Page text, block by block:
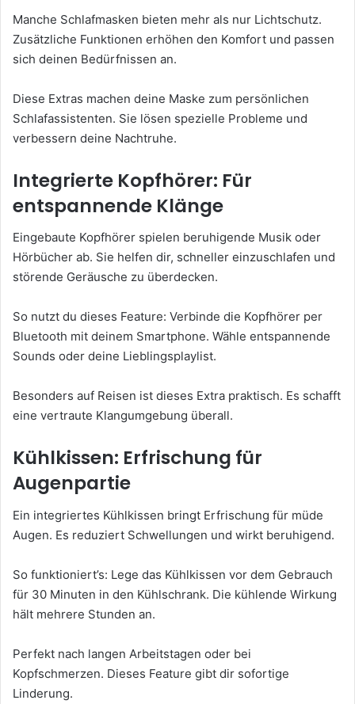
Manche Schlafmasken bieten mehr als nur Lichtschutz.
Zusätzliche Funktionen erhöhen den Komfort und passen
sich deinen Bedürfnissen an.
Diese Extras machen deine Maske zum persönlichen
Schlafassistenten. Sie lösen spezielle Probleme und
verbessern deine Nachtruhe.
Integrierte Kopfhörer: Für
entspannende Klänge
Eingebaute Kopfhörer spielen beruhigende Musik oder
Hörbücher ab. Sie helfen dir, schneller einzuschlafen und
störende Geräusche zu überdecken.
So nutzt du dieses Feature: Verbinde die Kopfhörer per
Bluetooth mit deinem Smartphone. Wähle entspannende
Sounds oder deine Lieblingsplaylist.
Besonders auf Reisen ist dieses Extra praktisch. Es schafft
eine vertraute Klangumgebung überall.
Kühlkissen: Erfrischung für
Augenpartie
Ein integriertes Kühlkissen bringt Erfrischung für müde
Augen. Es reduziert Schwellungen und wirkt beruhigend.
So funktioniert’s: Lege das Kühlkissen vor dem Gebrauch
für 30 Minuten in den Kühlschrank. Die kühlende Wirkung
hält mehrere Stunden an.
Perfekt nach langen Arbeitstagen oder bei
Kopfschmerzen. Dieses Feature gibt dir sofortige
Linderung.